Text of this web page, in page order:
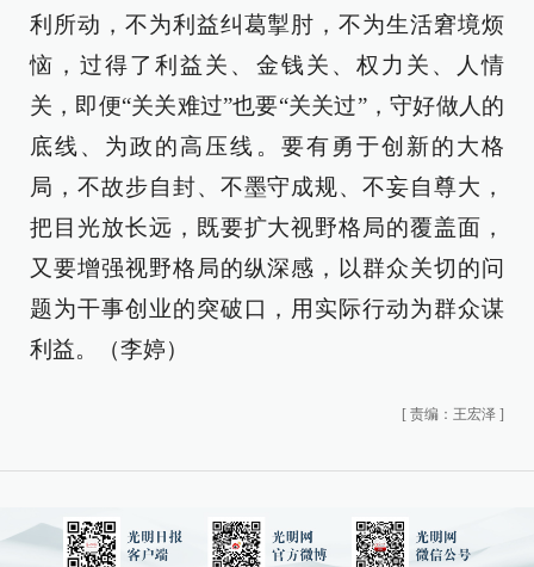
利所动，不为利益纠葛掣肘，不为生活窘境烦
恼，过得了利益关、金钱关、权力关、人情
关，即便“关关难过”也要“关关过”，守好做人的
底线、为政的高压线。要有勇于创新的大格
局，不故步自封、不墨守成规、不妄自尊大，
把目光放长远，既要扩大视野格局的覆盖面，
又要增强视野格局的纵深感，以群众关切的问
题为干事创业的突破口，用实际行动为群众谋
利益。（李婷）
[ 责编：王宏泽 ]